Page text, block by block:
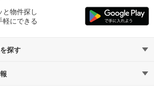
と物件探し
軽にできる
探す